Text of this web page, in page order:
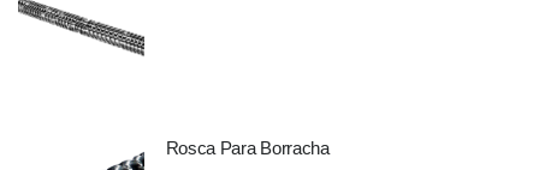
Rosca Para Borracha